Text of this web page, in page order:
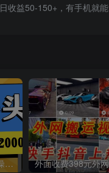
收益50-150+，有手机就能
AI起号撸爆头条，小白也能操作，日入2000+